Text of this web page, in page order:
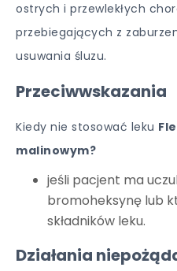
ostrych i przewlekłych
przebiegających z
usuwania śluzu.
Przeciwwskazania
Kiedy nie stosować leku
malinowym?
jeśli pacjent ma
bromoheksynę lub
składników leku.
Działania